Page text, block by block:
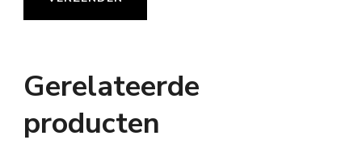
Gerelateerde
producten